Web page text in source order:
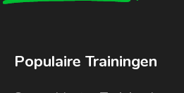
Populaire Trainingen